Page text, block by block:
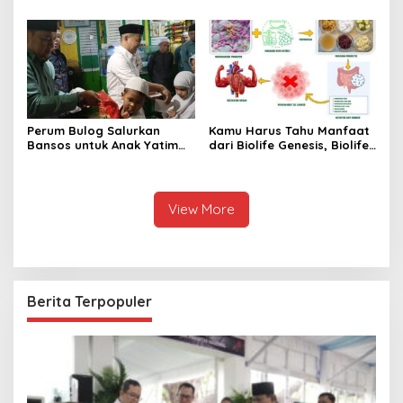
Rt001/Rw012 Palmerah
Jakbar
christmasdinnerbali.com
Perum Bulog Salurkan
Bansos untuk Anak Yatim
Kamu Harus Tahu Manfaat
dari Biolife Genesis, Biolife
View More
Berita Terpopuler